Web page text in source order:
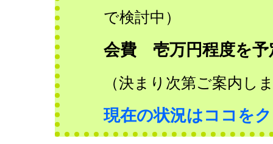
で検討中）
会費 壱万円程度を予
（決まり次第ご案内し
現在の状況はココを